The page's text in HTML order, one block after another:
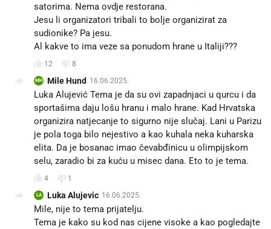
satorima. Nema ovdje restorana.
Jesu li organizatori tribali to bolje organizirat za
sudionike? Pa jesu.
Al kakve to ima veze sa ponudom hrane u Italiji???
12 8
MH Mile Hund 16.06.2025.
Luka Alujević Tema je da su ovi zapadnjaci u qurcu i da
sportašima daju lošu hranu i malo hrane. Kad Hrvatska
organizira natjecanje to sigurno nije slučaj. Lani u Parizu
je pola toga bilo nejestivo a kao kuhala neka kuharska
elita. Da je bosanac imao čevabđinicu u olimpijskom
selu, zaradio bi za kuću u misec dana. Eto to je tema.
4 1
LA Luka Alujevic 16.06.2025.
Mile, nije to tema prijatelju.
Tema je kako su kod nas cijene visoke a kao pogledajte